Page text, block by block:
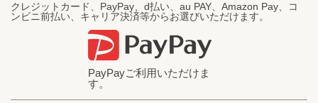
クレジットカード、PayPay、d払い、au PAY、Amazon Pay、コ
ンビニ前払い、キャリア決済等からお選びいただけます。
PayPayご利用いただけま
す。